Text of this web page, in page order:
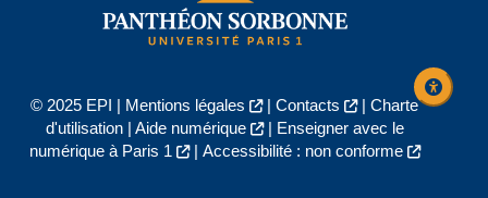
© 2025 EPI | Mentions légales | Contacts | Charte
d'utilisation| Aide numérique |
Enseigner avec le
numérique à Paris 1
| Accessibilité : non conforme